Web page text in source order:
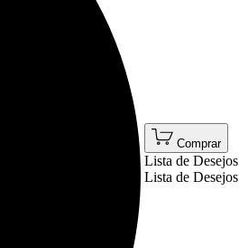
Comprar
Lista de Desejos
Lista de Desejos